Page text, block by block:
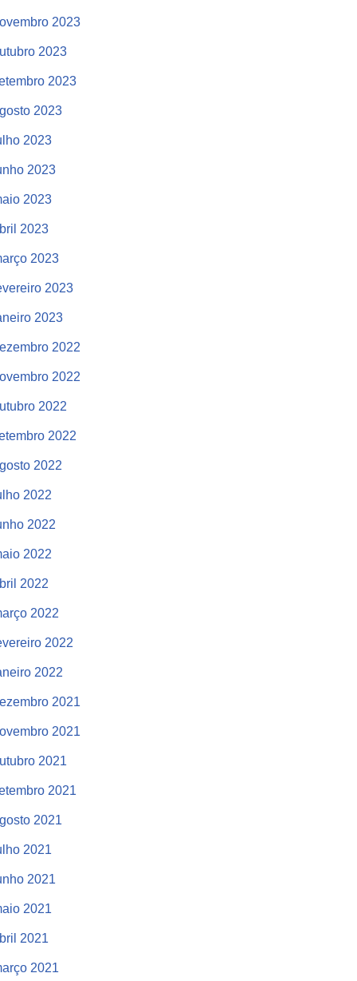
2023
2023
2023
2023
2023
2023
2023
2023
2023
2023
2023
2022
2022
2022
2022
2022
2022
2022
2022
2022
2022
2022
2022
2021
2021
2021
2021
2021
2021
2021
2021
2021
2021